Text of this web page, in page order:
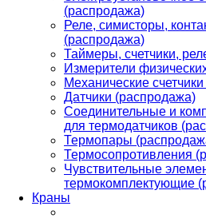
(распродажа)
Реле, симисторы,
(распродажа)
Таймеры, счетчики,
Измерители
Механические
Датчики (распродажа)
Соединительные и
для термодатчиков
Термопары
Термосопротивления
Чувствительные
термокомплектующие
Краны